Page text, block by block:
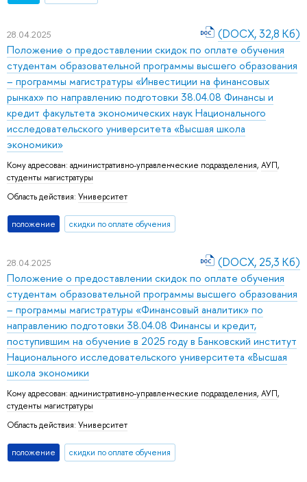
28.04.2025
Положение о предоставлении скидок по оплате обучения
студентам образовательной программы высшего образования
– программы магистратуры «Инвестиции на финансовых
рынках» по направлению подготовки 38.04.08 Финансы и
кредит факультета экономических наук Национального
исследовательского университета «Высшая школа
экономики»
Кому адресован: административно-управленческие подразделения, АУП,
студенты магистратуры
Область действия: Университет
положение скидки по оплате обучения
(DOCX, 32,8 Кб)
28.04.2025
Положение о предоставлении скидок по оплате обучения
студентам образовательной программы высшего образования
– программы магистратуры «Финансовый аналитик» по
направлению подготовки 38.04.08 Финансы и кредит,
поступившим на обучение в 2025 году в Банковский институт
Национального исследовательского университета «Высшая
школа экономики
Кому адресован: административно-управленческие подразделения, АУП,
студенты магистратуры
Область действия: Университет
положение скидки по оплате обучения
(DOCX, 25,3 Кб)